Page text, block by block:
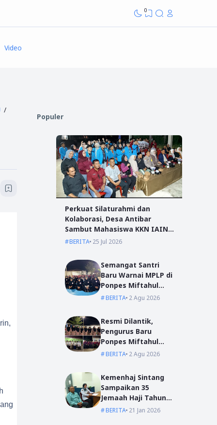
0
Video
Populer
Perkuat Silaturahmi dan
Kolaborasi, Desa Antibar
Sambut Mahasiswa KKN IAIN
Pontianak dan UM Pontianak
BERITA 25 Jul 2026
Semangat Santri
Baru Warnai MPLP di
Ponpes Miftahul
Ulum Kumpai
BERITA 2 Agu 2026
Resmi Dilantik,
Pengurus Baru
Ponpes Miftahul
Ulum Siap Emban
BERITA 2 Agu 2026
Kemenhaj Sintang
Sampaikan 35
Jemaah Haji Tahun
2026
BERITA 21 Jan 2026